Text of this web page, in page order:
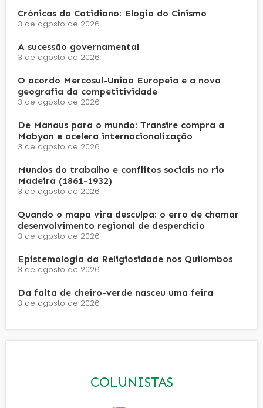
Crônicas do Cotidiano: Elogio do Cinismo
3 de agosto de 2026
A sucessão governamental
3 de agosto de 2026
O acordo Mercosul-União Europeia e a nova
geografia da competitividade
3 de agosto de 2026
De Manaus para o mundo: Transire compra a
Mobyan e acelera internacionalização
3 de agosto de 2026
Mundos do trabalho e conflitos sociais no rio
Madeira (1861-1932)
3 de agosto de 2026
Quando o mapa vira desculpa: o erro de chamar
desenvolvimento regional de desperdício
3 de agosto de 2026
Epistemologia da Religiosidade nos Quilombos
3 de agosto de 2026
Da falta de cheiro-verde nasceu uma feira
3 de agosto de 2026
COLUNISTAS